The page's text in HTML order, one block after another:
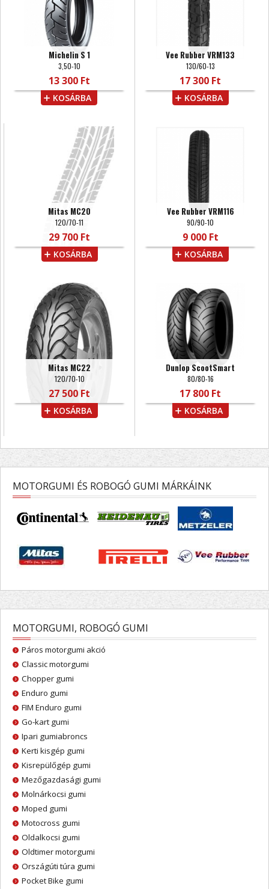
Michelin S 1
3,50-10
13 300 Ft
KOSÁRBA
Vee Rubber VRM133
130/60-13
17 300 Ft
KOSÁRBA
Mitas MC20
120/70-11
29 700 Ft
KOSÁRBA
Vee Rubber VRM116
90/90-10
9 000 Ft
KOSÁRBA
Mitas MC22
120/70-10
27 500 Ft
KOSÁRBA
Dunlop ScootSmart
80/80-16
17 800 Ft
KOSÁRBA
MOTORGUMI ÉS ROBOGÓ GUMI MÁRKÁINK
MOTORGUMI, ROBOGÓ GUMI
Páros motorgumi akció
Classic motorgumi
Chopper gumi
Enduro gumi
FIM Enduro gumi
Go-kart gumi
Ipari gumiabroncs
Kerti kisgép gumi
Kisrepülőgép gumi
Mezőgazdasági gumi
Molnárkocsi gumi
Moped gumi
Motocross gumi
Oldalkocsi gumi
Oldtimer motorgumi
Országúti túra gumi
Pocket Bike gumi